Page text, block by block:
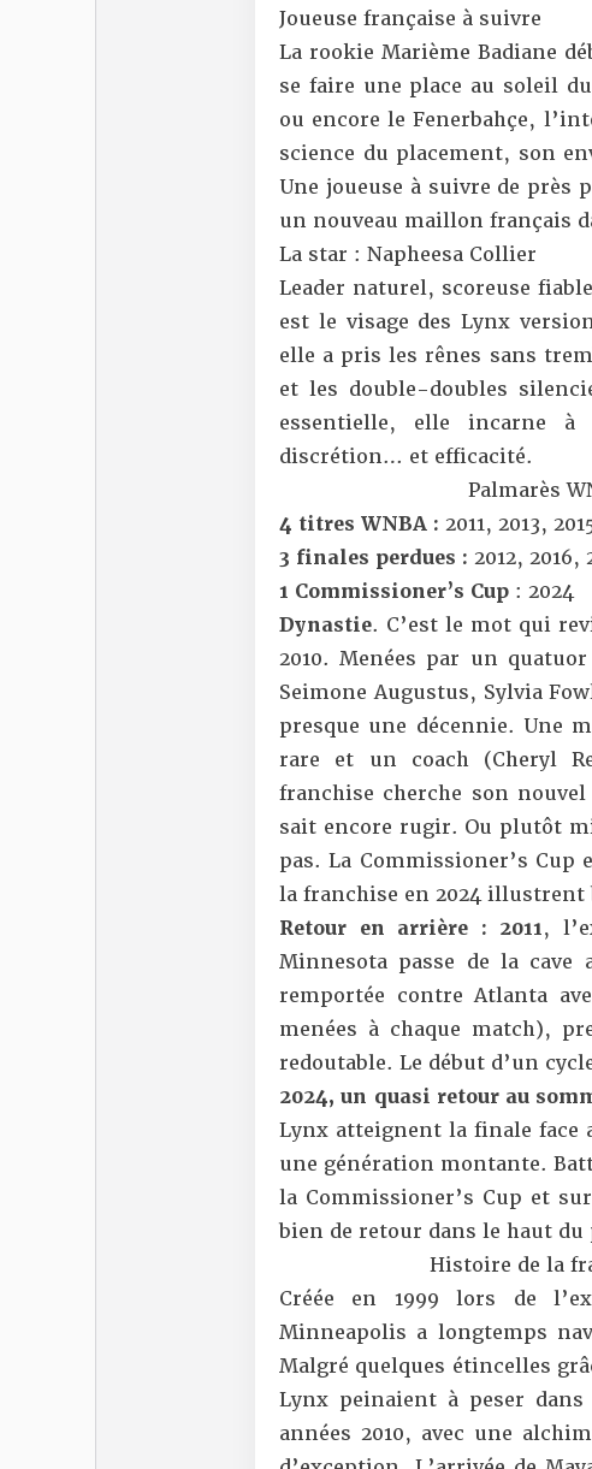
Joueuse française à suivre
La rookie Marième Badiane
se faire une place au soleil
ou encore le Fenerbahçe,
science du placement, son
Une joueuse à suivre de près
un nouveau maillon français
La star : Napheesa Collier
Leader naturel, scoreuse
est le visage des Lynx
elle a pris les rênes sans
et les double-doubles
essentielle, elle incarne
discrétion… et efficacité.
Palmarès
4 titres WNBA : 2011, 2013,
3 finales perdues : 2012, 2016,
1 Commissioner’s Cup : 2024
Dynastie. C’est le mot qui
2010. Menées par un
Seimone Augustus, Sylvia
presque une décennie. Une
rare et un coach (Cheryl
franchise cherche son
sait encore rugir. Ou plutôt
pas. La Commissioner’s Cup
la franchise en 2024 illustrent
Retour en arrière : 2011,
Minnesota passe de la
remportée contre Atlanta
menées à chaque match),
redoutable. Le début d’un
2024, un quasi retour au
Lynx atteignent la finale face
une génération montante.
la Commissioner’s Cup et
bien de retour dans le haut du
Histoire de la
Créée en 1999 lors de
Minneapolis a longtemps
Malgré quelques étincelles
Lynx peinaient à peser
années 2010, avec une